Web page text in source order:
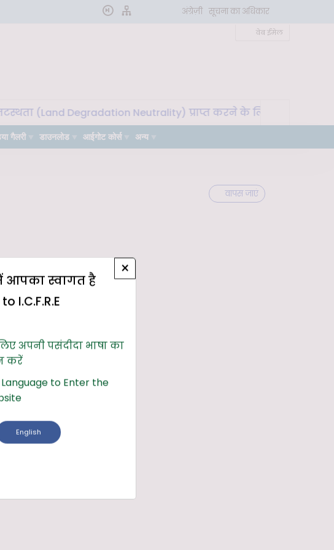
अंग्रेज़ी सूचना का अधिकार
वेब ईमेल
(Land Degradation Neutrality) प्राप्त करने के लिए मृदा
गैलरी डाउनलोड आईगोट कोर्स अन्य
वापस जाएं
×
आपका स्वागत है
I.C.F.R.E
अपनी पसंदीदा भाषा का
करें
to Enter the
English